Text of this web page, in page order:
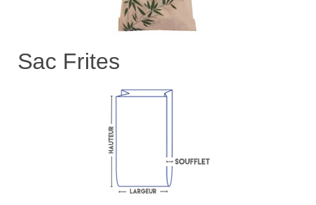
Sac Frites